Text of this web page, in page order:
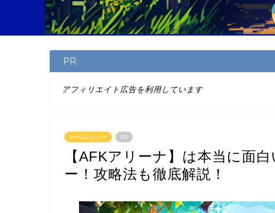
PR
アフィリエイト広告を利用しています
ゲームレビュー PR
【AFKアリーナ】は本当に面
ー！攻略法も徹底解説！